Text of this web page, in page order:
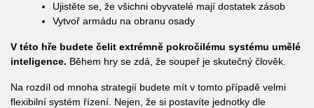
Ujistěte se, že všichni obyvatelé mají dostatek zásob
Vytvoř armádu na obranu osady
V této hře budete čelit extrémně pokročilému systému umělé
inteligence. Během hry se zdá, že soupeř je skutečný člověk.
Na rozdíl od mnoha strategií budete mít v tomto případě velmi
flexibilní systém řízení. Nejen, že si postavíte jednotky dle